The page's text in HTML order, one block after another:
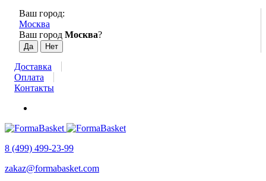
Ваш город:
Москва
Ваш город Москва?
Доставка
Оплата
Контакты
8 (499) 499-23-99
zakaz@formabasket.com